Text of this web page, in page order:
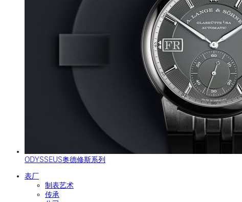
ODYSSEUS奥德修斯系列
表厂
制表艺术
传承